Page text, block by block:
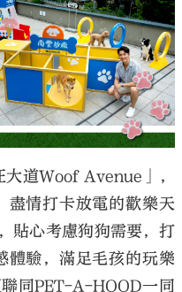
道Woof Avenue」，
盡情打卡放電的歡樂天
貼心考慮狗狗需要，打
體驗，滿足毛孩的玩樂
同PET-A-HOOD一同